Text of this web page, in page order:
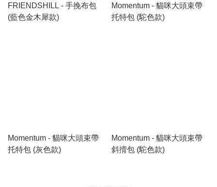
FRIENDSHILL - 手挽布包
(藍色金木犀款)
Momentum - 貓咪大頭束帶
托特包 (駝色款)
Momentum - 貓咪大頭束帶
托特包 (灰色款)
Momentum - 貓咪大頭束帶
斜揹包 (駝色款)